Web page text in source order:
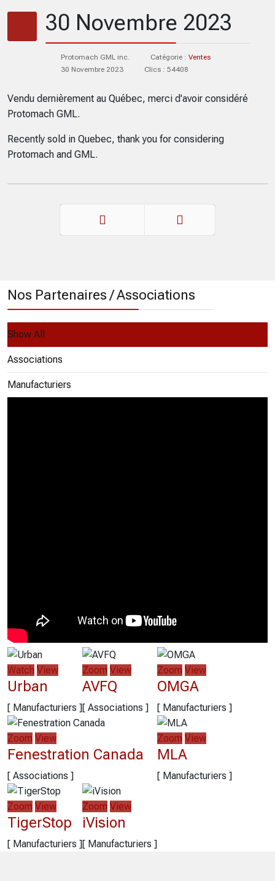
30 Novembre 2023
Protomach GML inc. Catégorie : Ventes
30 Novembre 2023
Clics : 54408
Vendu dernièrement au Québec, merci d'avoir considéré
Protomach GML.
Recently sold in Quebec, thank you for considering
Protomach and GML.
Nos Partenaires / Associations
Show All
Associations
Manufacturiers
Watch View
Urban
[ Manufacturiers ]
Zoom View
AVFQ
[ Associations ]
Zoom View
OMGA
[ Manufacturiers ]
Zoom View
Fenestration Canada
[ Associations ]
Zoom View
MLA
[ Manufacturiers ]
Zoom View
TigerStop
[ Manufacturiers ]
Zoom View
iVision
[ Manufacturiers ]